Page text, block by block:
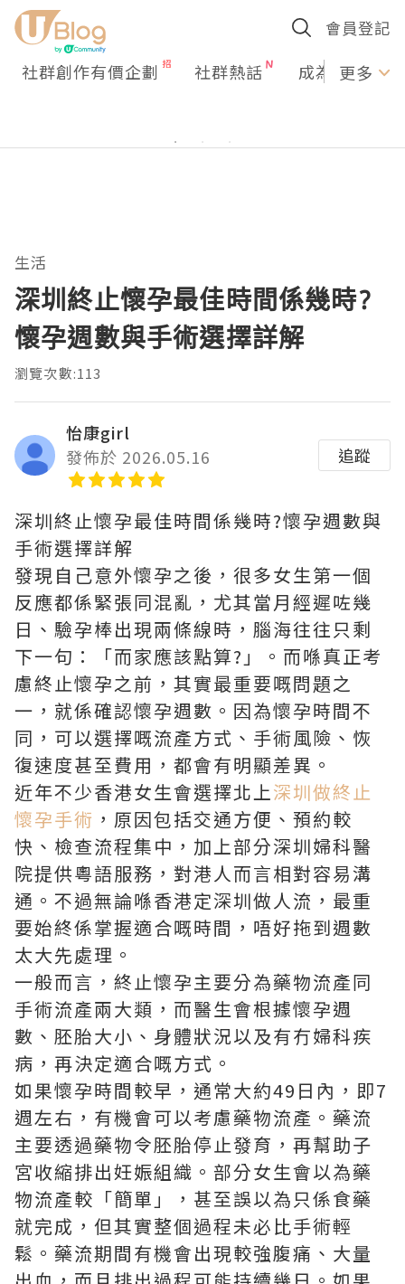
會員登記
社群創作有價企劃 社群熱話 成為U更多
生活
深圳終止懷孕最佳時間係幾時?
懷孕週數與手術選擇詳解
瀏覽次數:113
怡康girl
發佈於 2026.05.16
追蹤
深圳終止懷孕最佳時間係幾時?懷孕週數與
手術選擇詳解
發現自己意外懷孕之後，很多女生第一個
反應都係緊張同混亂，尤其當月經遲咗幾
日、驗孕棒出現兩條線時，腦海往往只剩
下一句：「而家應該點算?」。而喺真正考
慮終止懷孕之前，其實最重要嘅問題之
一，就係確認懷孕週數。因為懷孕時間不
同，可以選擇嘅流產方式、手術風險、恢
復速度甚至費用，都會有明顯差異。
近年不少香港女生會選擇北上深圳做終止
懷孕手術 ，原因包括交通方便、預約較
快、檢查流程集中，加上部分深圳婦科醫
院提供粵語服務，對港人而言相對容易溝
通。不過無論喺香港定深圳做人流，最重
要始終係掌握適合嘅時間，唔好拖到週數
太大先處理。
一般而言，終止懷孕主要分為藥物流產同
手術流產兩大類，而醫生會根據懷孕週
數、胚胎大小、身體狀況以及有冇婦科疾
病，再決定適合嘅方式。
如果懷孕時間較早，通常大約49日內，即7
週左右，有機會可以考慮藥物流產。藥流
主要透過藥物令胚胎停止發育，再幫助子
宮收縮排出妊娠組織。部分女生會以為藥
物流產較「簡單」，甚至誤以為只係食藥
就完成，但其實整個過程未必比手術輕
鬆。藥流期間有機會出現較強腹痛、大量